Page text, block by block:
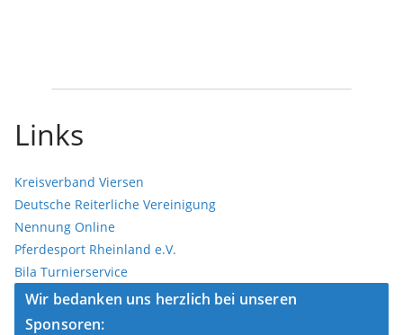
Links
Kreisverband Viersen
Deutsche Reiterliche Vereinigung
Nennung Online
Pferdesport Rheinland e.V.
Bila Turnierservice
Wir bedanken uns herzlich bei unseren
Sponsoren: